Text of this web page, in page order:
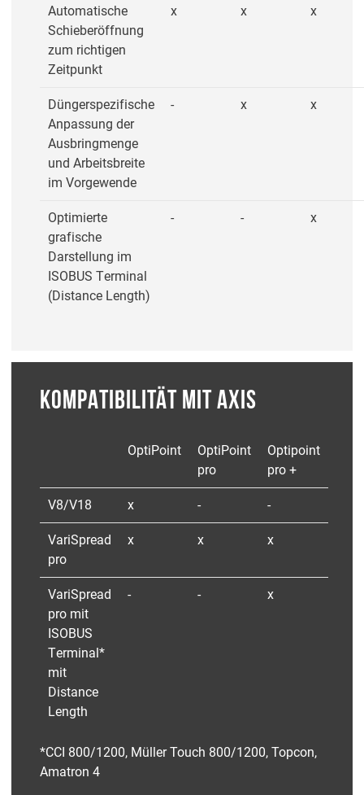
Automatische
Schieberöffnung
zum richtigen
Zeitpunkt
x x x
Düngerspezifische
Anpassung der
Ausbringmenge
und Arbeitsbreite
im Vorgewende
- x x
Optimierte
grafische
Darstellung im
ISOBUS Terminal
(Distance Length)
- - x
KOMPATIBILITÄT MIT AXIS
OptiPoint
OptiPoint
pro
Optipoint
pro +
V8/V18 x - -
VariSpread
pro
x x x
VariSpread
pro mit
ISOBUS
Terminal*
mit
Distance
Length
- - x
*CCI 800/1200, Müller Touch 800/1200, Topcon,
Amatron 4